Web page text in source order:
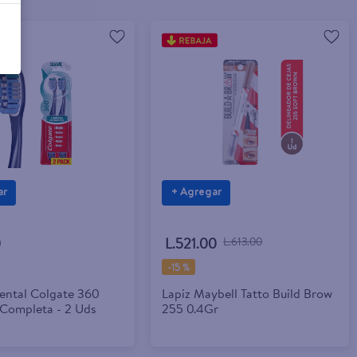
Colgate 360
- 2 Uds
+ Agregar
L.521.00 L.613.00
-15 %
Lapiz Maybell Tatto Build Brow
255 0.4Gr